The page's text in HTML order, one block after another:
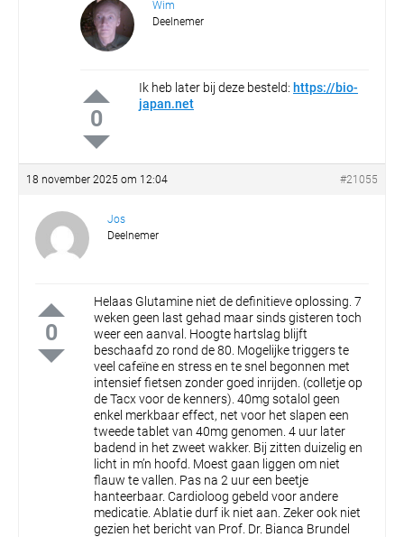
Wim
Deelnemer
0
Ik heb later bij deze besteld: https://bio-
japan.net
18 november 2025 om 12:04 #21055
Jos
Deelnemer
0
Helaas Glutamine niet de definitieve oplossing. 7
weken geen last gehad maar sinds gisteren toch
weer een aanval. Hoogte hartslag blijft
beschaafd zo rond de 80. Mogelijke triggers te
veel cafeïne en stress en te snel begonnen met
intensief fietsen zonder goed inrijden. (colletje op
de Tacx voor de kenners). 40mg sotalol geen
enkel merkbaar effect, net voor het slapen een
tweede tablet van 40mg genomen. 4 uur later
badend in het zweet wakker. Bij zitten duizelig en
licht in m’n hoofd. Moest gaan liggen om niet
flauw te vallen. Pas na 2 uur een beetje
hanteerbaar. Cardioloog gebeld voor andere
medicatie. Ablatie durf ik niet aan. Zeker ook niet
gezien het bericht van Prof. Dr. Bianca Brundel